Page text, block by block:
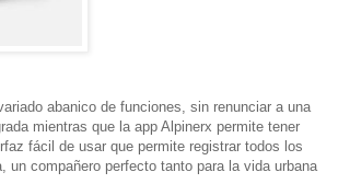
abanico de funciones, sin renunciar a una
mientras que la app Alpinerx permite tener
fácil de usar que permite registrar todos los
compañero perfecto tanto para la vida urbana